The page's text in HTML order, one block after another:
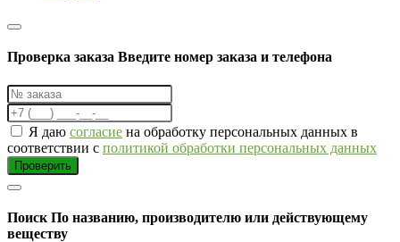
Проверка заказа Введите номер заказа и телефона
Я даю согласие на обработку персональных данных в
соответствии с политикой обработки персональных данных
Проверить
Поиск По названию, производителю или действующему
веществу